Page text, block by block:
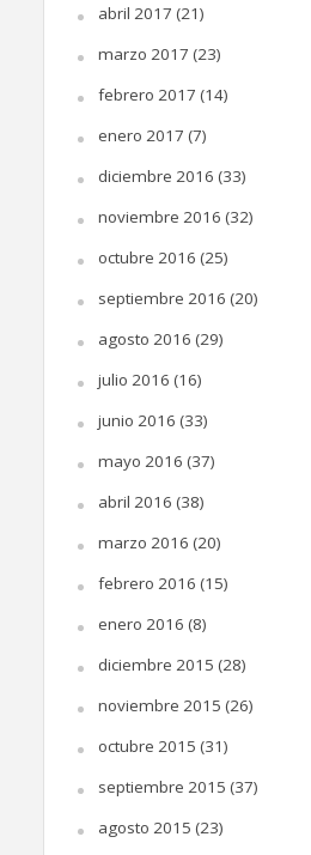
abril 2017 (21)
marzo 2017 (23)
febrero 2017 (14)
enero 2017 (7)
diciembre 2016 (33)
noviembre 2016 (32)
octubre 2016 (25)
septiembre 2016 (20)
agosto 2016 (29)
julio 2016 (16)
junio 2016 (33)
mayo 2016 (37)
abril 2016 (38)
marzo 2016 (20)
febrero 2016 (15)
enero 2016 (8)
diciembre 2015 (28)
noviembre 2015 (26)
octubre 2015 (31)
septiembre 2015 (37)
agosto 2015 (23)